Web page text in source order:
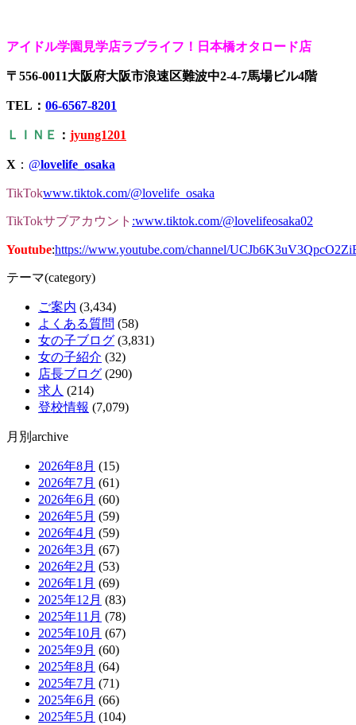
アイドル学園見学店ラブライフ！日本橋オタロード店
〒556-0011大阪府大阪市浪速区難波中2-4-7馬場ビル4階
TEL： 06-6567-8201
ＬＩＮＥ ： jyung1201
X ： @lovelife_osaka
TikTokwww.tiktok.com/@lovelife_osaka
TikTokサブアカウント :www.tiktok.com/@lovelifeosaka02
Youtube:https://www.youtube.com/channel/
テーマ(category)
ご案内 (3,434)
よくある質問 (58)
女の子ブログ (3,831)
女の子紹介 (32)
店長ブログ (290)
求人 (214)
登校情報 (7,079)
月別archive
2026年8月 (15)
2026年7月 (61)
2026年6月 (60)
2026年5月 (59)
2026年4月 (59)
2026年3月 (67)
2026年2月 (53)
2026年1月 (69)
2025年12月 (83)
2025年11月 (78)
2025年10月 (67)
2025年9月 (60)
2025年8月 (64)
2025年7月 (71)
2025年6月 (66)
2025年5月 (104)